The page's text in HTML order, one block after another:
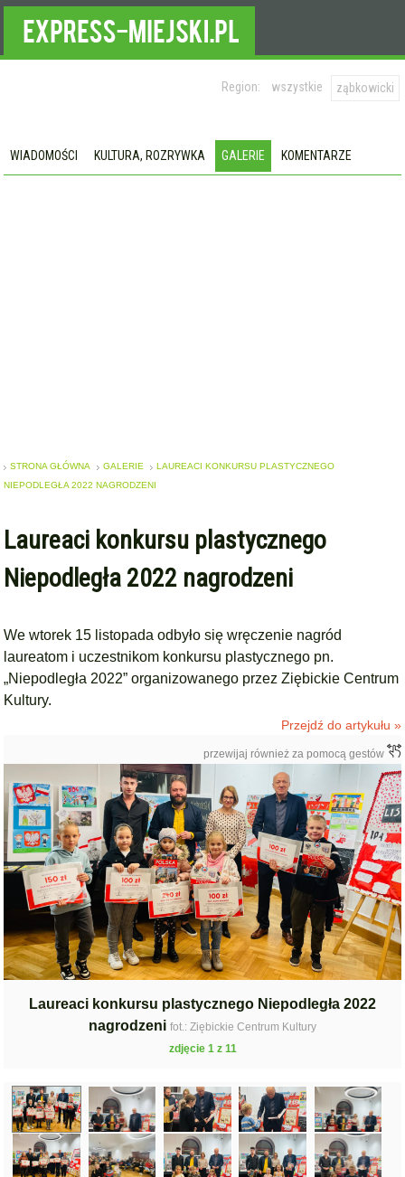
Region: wszystkie ząbkowicki
WIADOMOŚCI KULTURA, ROZRYWKA GALERIE KOMENTARZE
STRONA GŁÓWNA GALERIE
LAUREACI KONKURSU PLASTYCZNEGO
NIEPODLEGŁA 2022 NAGRODZENI
Laureaci konkursu plastycznego
Niepodległa 2022 nagrodzeni
We wtorek 15 listopada odbyło się wręczenie nagród
laureatom i uczestnikom konkursu plastycznego pn.
„Niepodległa 2022” organizowanego przez Ziębickie Centrum
Kultury.
Przejdź do artykułu »
przewijaj również za pomocą gestów
Laureaci konkursu plastycznego Niepodległa 2022
nagrodzeni fot.: Ziębickie Centrum Kultury
zdjęcie 1 z 11